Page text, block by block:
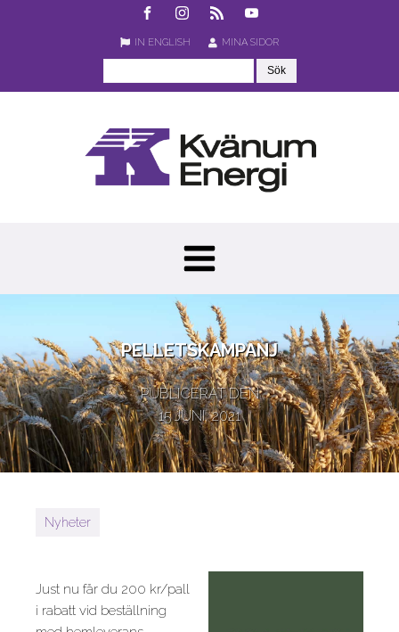
IN ENGLISH MINA SIDOR
PELLETSKAMPANJ
PUBLICERAT DEN
15 JUNI, 2021
Nyheter
Just nu får du 200 kr/pall
i rabatt vid beställning